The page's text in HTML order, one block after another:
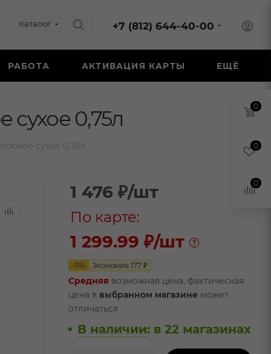
Каталог +7 (812) 644-40-00
РАБОТА АКТИВАЦИЯ КАРТЫ ЕЩЁ
0,75л
сухое 0,75л
1 476 ₽/шт
По карте:
1 299.99 ₽/шт
-11% Экономия 177 ₽
Средняя возможная цена, фактическая
цена в выбранном магазине может
отличаться
В наличии: в 22 магазинах
0
0
0